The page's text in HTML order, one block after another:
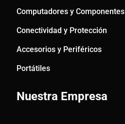
Computadores y Componentes
Conectividad y Protección
Accesorios y Periféricos
Portátiles
Nuestra Empresa